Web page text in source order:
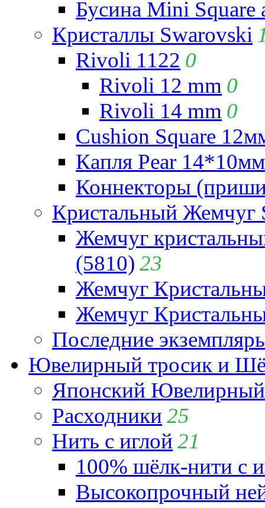
Бусина Mini Square
Кристаллы Swarovski
Rivoli 1122 0
Rivoli 12 mm 0
Rivoli 14 mm 0
Cushion Square
Капля Pear
Коннекторы
Кристальный Жемчуг
Жемчуг
(5810) 23
Жемчуг
Жемчуг
Последние
Ювелирный тросик и
Японский
Расходники 25
Нить с иглой 21
100% шёлк-нити с
Высокопрочный